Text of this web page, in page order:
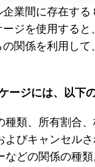
業間に存在す
ジを使用する
関係を利用し
ージには、以下
類、所有割合
びキャンセル
どの関係の種類